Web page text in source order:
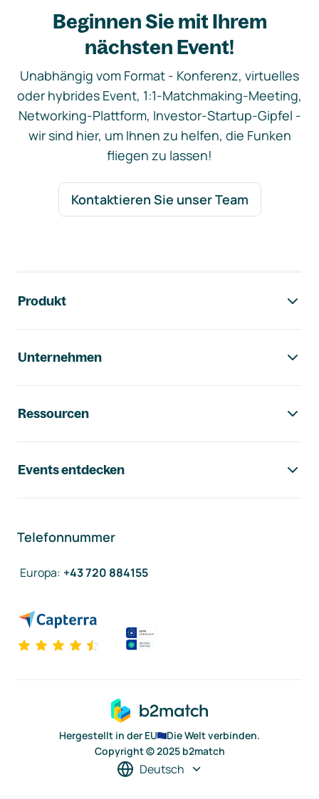
Beginnen Sie mit Ihrem
nächsten Event!
Unabhängig vom Format - Konferenz, virtuelles
oder hybrides Event, 1:1-Matchmaking-Meeting,
Networking-Plattform, Investor-Startup-Gipfel -
wir sind hier, um Ihnen zu helfen, die Funken
fliegen zu lassen!
Kontaktieren Sie unser Team
Produkt
Unternehmen
Ressourcen
Events entdecken
Telefonnummer
Europa: +43 720 884155
Hergestellt in der EU
Die Welt verbinden.
Copyright © 2025 b2match
Deutsch